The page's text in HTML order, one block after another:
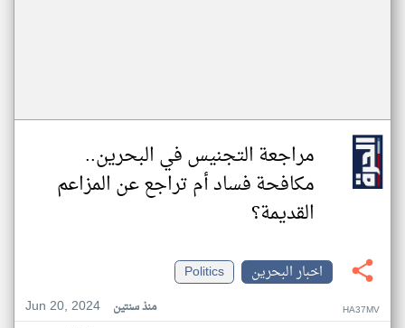
مراجعة التجنيس في البحرين..
مكافحة فساد أم تراجع عن المزاعم
القديمة؟
اخبار البحرين
Politics
Jun 20, 2024
منذ سنتين HA37MV